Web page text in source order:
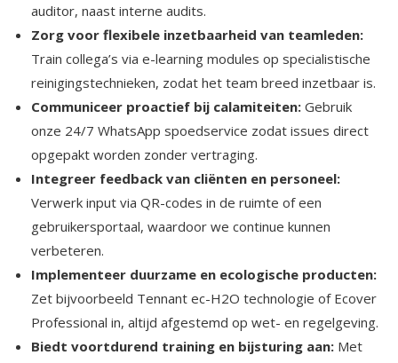
auditor, naast interne audits.​
Zorg voor flexibele inzetbaarheid van teamleden:
Train collega’s via e-learning modules op specialistische
reinigingstechnieken, zodat het team breed inzetbaar is.​
Communiceer proactief bij calamiteiten: Gebruik
onze 24/7 WhatsApp spoedservice zodat issues direct
opgepakt worden zonder vertraging.​
Integreer feedback van cliënten en personeel:
Verwerk input via QR-codes in de ruimte of een
gebruikersportaal, waardoor we continue kunnen
verbeteren.​
Implementeer duurzame en ecologische producten:
Zet bijvoorbeeld Tennant ec-H2O technologie of Ecover
Professional in, altijd afgestemd op wet- en regelgeving.​
Biedt voortdurend training en bijsturing aan: Met